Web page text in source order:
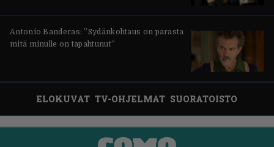
Antonio Banderas: ”Sydänkohtaus on parasta
mitä minulle on tapahtunut”
ELOKUVAT TV-OHJELMAT SUORATOISTO